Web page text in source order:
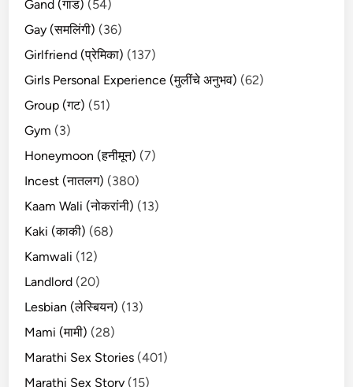
Gand (गांड) (54)
Gay (समलिंगी) (36)
Girlfriend (प्रेमिका) (137)
Girls Personal Experience (मुलींचे अनुभव) (62)
Group (गट) (51)
Gym (3)
Honeymoon (हनीमून) (7)
Incest (नातलग) (380)
Kaam Wali (नोकरांनी) (13)
Kaki (काकी) (68)
Kamwali (12)
Landlord (20)
Lesbian (लेस्बियन) (13)
Mami (मामी) (28)
Marathi Sex Stories (401)
Marathi Sex Story (15)